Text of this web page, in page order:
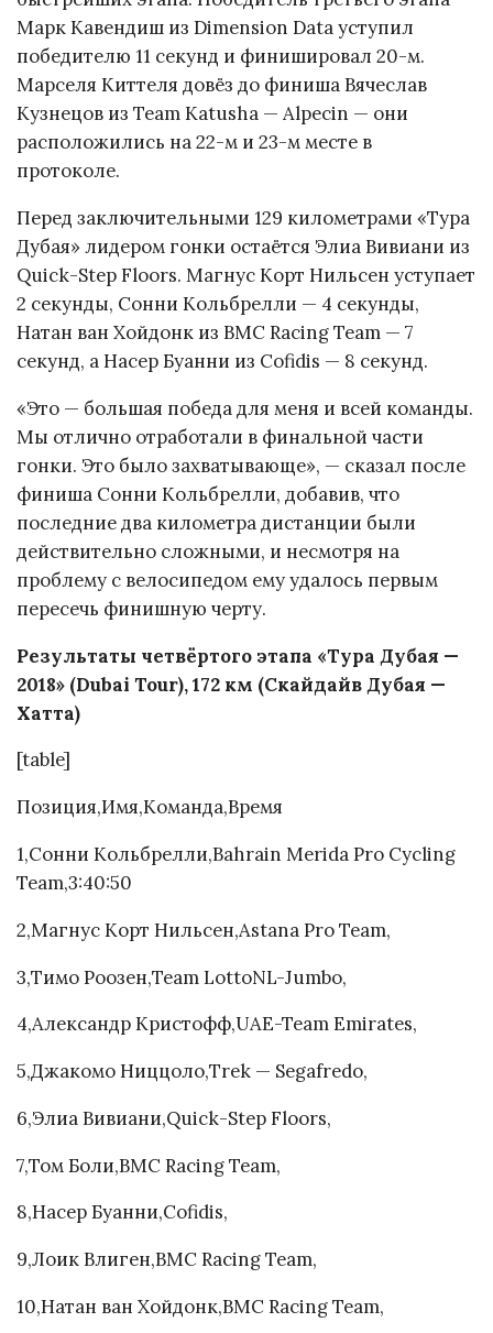
Марк Кавендиш из Dimension Data уступил
победителю 11 секунд и финишировал 20-м.
Марселя Киттеля довёз до финиша Вячеслав
Кузнецов из Team Katusha — Alpecin — они
расположились на 22-м и 23-м месте в
протоколе.
Перед заключительными 129 километрами «Тура
Дубая» лидером гонки остаётся Элиа Вивиани из
Quick-Step Floors. Магнус Корт Нильсен уступает
2 секунды, Сонни Кольбрелли — 4 секунды,
Натан ван Хойдонк из BMC Racing Team — 7
секунд, а Насер Буанни из Cofidis — 8 секунд.
«Это — большая победа для меня и всей команды.
Мы отлично отработали в финальной части
гонки. Это было захватывающе», — сказал после
финиша Сонни Кольбрелли, добавив, что
последние два километра дистанции были
действительно сложными, и несмотря на
проблему с велосипедом ему удалось первым
пересечь финишную черту.
Результаты четвёртого этапа «Тура Дубая —
2018» (Dubai Tour), 172 км (Скайдайв Дубая —
Хатта)
[table]
Позиция,Имя,Команда,Время
1,Сонни Кольбрелли,Bahrain Merida Pro Cycling
Team,3:40:50
2,Магнус Корт Нильсен,Astana Pro Team,
3,Тимо Роозен,Team LottoNL-Jumbo,
4,Александр Кристофф,UAE-Team Emirates,
5,Джакомо Ниццоло,Trek — Segafredo,
6,Элиа Вивиани,Quick-Step Floors,
7,Том Боли,BMC Racing Team,
8,Насер Буанни,Cofidis,
9,Лоик Влиген,BMC Racing Team,
10,Натан ван Хойдонк,BMC Racing Team,